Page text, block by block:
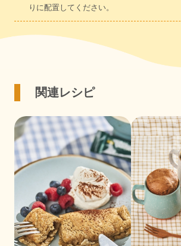
りに配置してください。
関連レシピ